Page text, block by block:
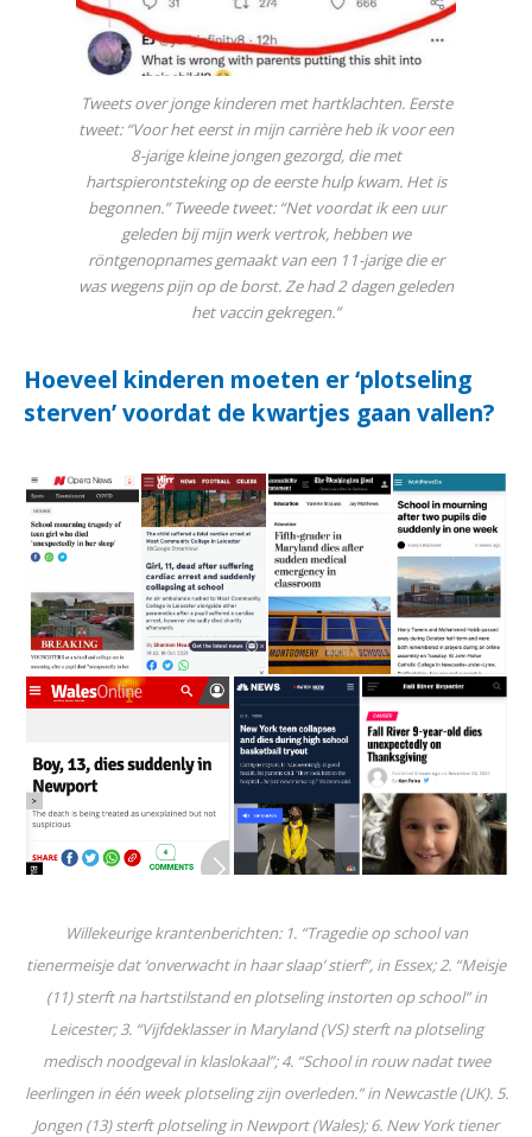
Tweets over jonge kinderen met hartklachten. Eerste
tweet: “Voor het eerst in mijn carrière heb ik voor een
8-jarige kleine jongen gezorgd, die met
hartspierontsteking op de eerste hulp kwam. Het is
begonnen.” Tweede tweet: “Net voordat ik een uur
geleden bij mijn werk vertrok, hebben we
röntgenopnames gemaakt van een 11-jarige die er
was wegens pijn op de borst. Ze had 2 dagen geleden
het vaccin gekregen.”
Hoeveel kinderen moeten er ‘plotseling
sterven’ voordat de kwartjes gaan vallen?
Willekeurige krantenberichten: 1. “Tragedie op school van
tienermeisje dat ‘onverwacht in haar slaap’ stierf”, in Essex; 2. “Meisje
(11) sterft na hartstilstand en plotseling instorten op school” in
Leicester; 3. “Vijfdeklasser in Maryland (VS) sterft na plotseling
medisch noodgeval in klaslokaal”; 4. “School in rouw nadat twee
leerlingen in één week plotseling zijn overleden.” in Newcastle (UK). 5.
Jongen (13) sterft plotseling in Newport (Wales); 6. New York tiener